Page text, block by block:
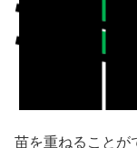
苗を重ねることが